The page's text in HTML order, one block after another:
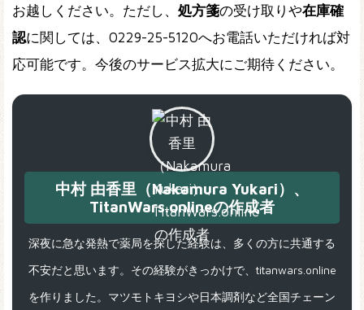
お越しください。ただし、 処方箋の受け取りや在庫確
認に関しては、0229-25-5120へお電話いただければ対
応可能です。今後のサービス拡大にご期待ください。
中村 由香里（Nakamura Yukari）、
TitanWars.onlineの作成者
深夜に急な発熱で薬局を探した経験は、多くの方に共通する
不安だと思います。その経験がきっかけで、titanwars.online
を作りました。マツモトキヨシや日本調剤など全国チェーン